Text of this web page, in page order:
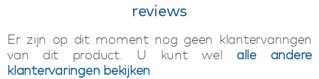
reviews
Er zijn op dit moment nog geen klantervaringen
van dit product. U kunt wel alle andere
klantervaringen bekijken.